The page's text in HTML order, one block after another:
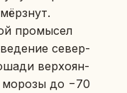
про­мы­сел
се­вер­
вер­хо­ян­
морозы до −70